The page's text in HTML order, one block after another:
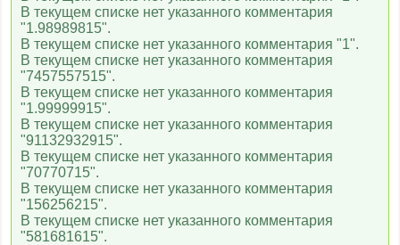
В текущем списке нет указанного комментария
"1.98989815".
В текущем списке нет указанного комментария "1".
В текущем списке нет указанного комментария
"7457557515".
В текущем списке нет указанного комментария
"1.99999915".
В текущем списке нет указанного комментария
"91132932915".
В текущем списке нет указанного комментария
"70770715".
В текущем списке нет указанного комментария
"156256215".
В текущем списке нет указанного комментария
"581681615".